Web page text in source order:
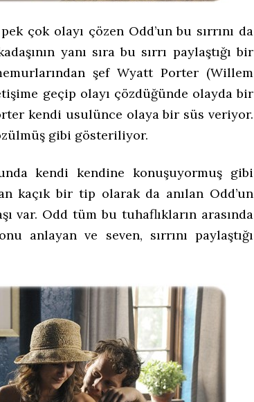
çok olayı çözen Odd’un bu sırrını da
yanı sıra bu sırrı paylaştığı bir
şef Wyatt Porter (Willem
geçip olayı çözdüğünde olayda bir
kendi usulünce olaya bir süs veriyor.
gibi gösteriliyor.
kendi kendine konuşuyormuş gibi
kaçık bir tip olarak da anılan Odd’un
var. Odd tüm bu tuhaflıkların arasında
anlayan ve seven, sırrını paylaştığı